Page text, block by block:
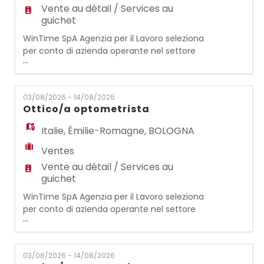
IT
DE
ES
PT
Vente au détail / Services au
guichet
WinTime SpA Agenzia per il Lavoro seleziona
per conto di azienda operante nel settore
dell'occhialeria, per il punto vendita di IMOLA
(BO): OTTICO/OTTICA OPTOMETRISTA Si
occuperà di vendita assistita al cliente e
contattologia. REQUISITI: - Esperienza
precedente come ottico/ottica
optometrista - Qualifica abilitante alla
professione di ottico/o
...
03/08/2026 - 14/08/2026
Ottico/a optometrista
Italie, Émilie-Romagne, BOLOGNA
Ventes
Vente au détail / Services au
guichet
WinTime SpA Agenzia per il Lavoro seleziona
per conto di azienda operante nel settore
dell'occhialeria, per il punto vendita di
BOLOGNA (BO): OTTICO/OTTICA
OPTOMETRISTA Si occuperà di vendita
assistita al cliente e contattologia. REQUISITI:
...
03/08/2026 - 14/08/2026